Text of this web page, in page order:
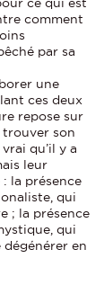
comment
par sa
une
ces deux
repose sur
trouver son
qu’il y a
leur
la présence
qui
; la présence
qui
dégénérer en